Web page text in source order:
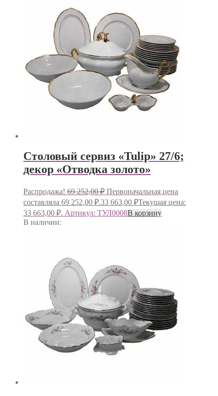
Столовый сервиз «Tulip» 27/6;
декор «Отводка золото»
Распродажа! 69 252,00₽ Первоначальная цена
составляла 69 252,00 ₽.33 663,00 ₽Текущая цена:
33 663,00 ₽. Артикул: ТУЛ0008В корзину
В наличии: